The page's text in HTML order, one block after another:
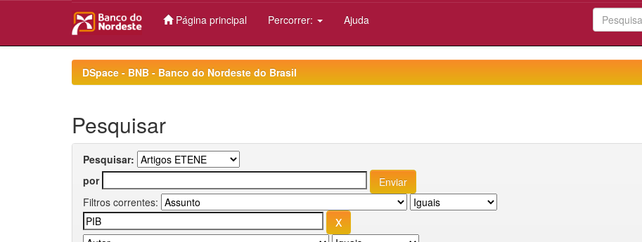
Página principal Percorrer: Ajuda
DSpace - BNB - Banco do Nordeste do Brasil
Pesquisar
Pesquisar:
por
Filtros correntes: